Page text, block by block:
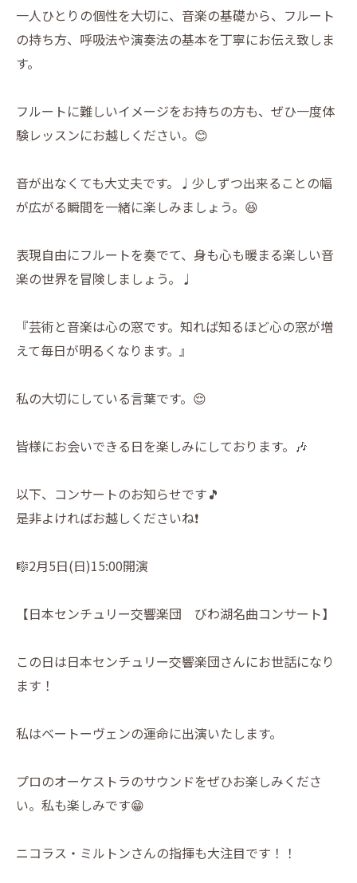
一人ひとりの個性を大切に、音楽の基礎から、フルート
の持ち方、呼吸法や演奏法の基本を丁寧にお伝え致しま
す。
フルートに難しいイメージをお持ちの方も、ぜひ一度体
験レッスンにお越しください。😊
音が出なくても大丈夫です。♩少しずつ出来ることの幅
が広がる瞬間を一緒に楽しみましょう。😆
表現自由にフルートを奏でて、身も心も暖まる楽しい音
楽の世界を冒険しましょう。♩
『芸術と音楽は心の窓です。知れば知るほど心の窓が増
えて毎日が明るくなります。』
私の大切にしている言葉です。😌
皆様にお会いできる日を楽しみにしております。🎶
以下、コンサートのお知らせです🎵
是非よければお越しくださいね❗️
🎼2月5日(日)15:00開演
【日本センチュリー交響楽団 びわ湖名曲コンサート】
この日は日本センチュリー交響楽団さんにお世話になり
ます！
私はベートーヴェンの運命に出演いたします。
プロのオーケストラのサウンドをぜひお楽しみくださ
い。私も楽しみです😁
ニコラス・ミルトンさんの指揮も大注目です！！